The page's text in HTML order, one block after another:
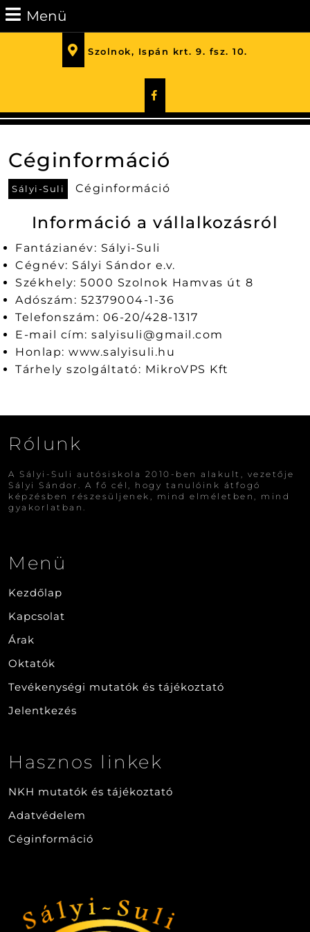
Skip
to
Menü
Szolnok, Ispán krt. 9. fsz. 10.
Céginformáció
Sályi-Suli Céginformáció
Információ a vállalkozásról
Fantázianév: Sályi-Suli
Cégnév: Sályi Sándor e.v.
Székhely: 5000 Szolnok Hamvas út 8
Adószám: 52379004-1-36
Telefonszám: 06-20/428-1317
E-mail cím: salyisuli@gmail.com
Honlap: www.salyisuli.hu
Tárhely szolgáltató: MikroVPS Kft
Rólunk
A Sályi-Suli autósiskola 2010-ben alakult, vezetője
Sályi Sándor. A fő cél, hogy tanulóink átfogó
képzésben részesüljenek, mind elméletben, mind
gyakorlatban.
Menü
Kezdőlap
Kapcsolat
Árak
Oktatók
Tevékenységi mutatók és tájékoztató
Jelentkezés
Hasznos linkek
NKH mutatók és tájékoztató
Adatvédelem
Céginformáció